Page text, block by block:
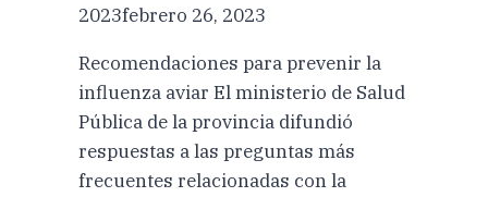
2023febrero 26, 2023
Recomendaciones para prevenir la
influenza aviar El ministerio de Salud
Pública de la provincia difundió
respuestas a las preguntas más
frecuentes relacionadas con la